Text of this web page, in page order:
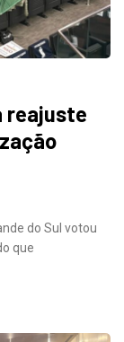
reajuste
do Sul votou
que